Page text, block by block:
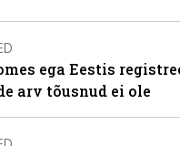
ega Eestis
arv tõusnud ei ole